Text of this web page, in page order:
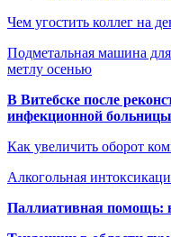
Чем угостить коллег на
Подметальная машина
метлу осенью
В Витебске после
инфекционной больницы
Как увеличить оборот
Алкогольная
Паллиативная помощь: